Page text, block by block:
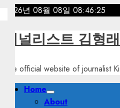
Skip
content
2026년 08월 08일 08:46:26
저널리스트 김형
The official website of journalist
PrimaryHome
About